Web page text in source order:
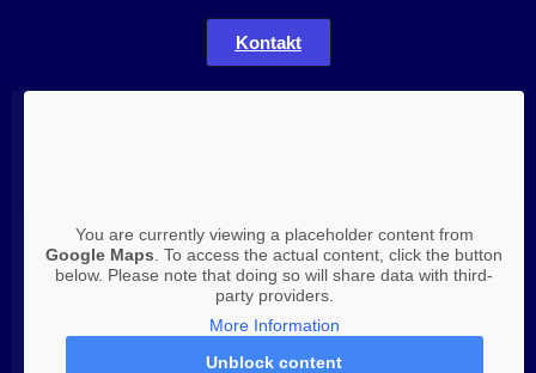
Kontakt
You are currently viewing a placeholder content from
Google Maps . To access the actual content, click the button
below. Please note that doing so will share data with third-
party providers.
More Information
Unblock content